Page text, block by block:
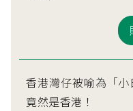
香港灣仔被喻為「
竟然是香港！